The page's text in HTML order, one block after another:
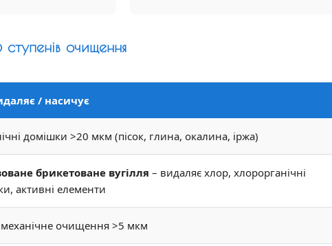
очищення
/ насичує
домішки >20 мкм (пісок, глина, окалина, іржа)
брикетоване вугілля – видаляє хлор, хлорорганічні
активні елементи
очищення >5 мкм